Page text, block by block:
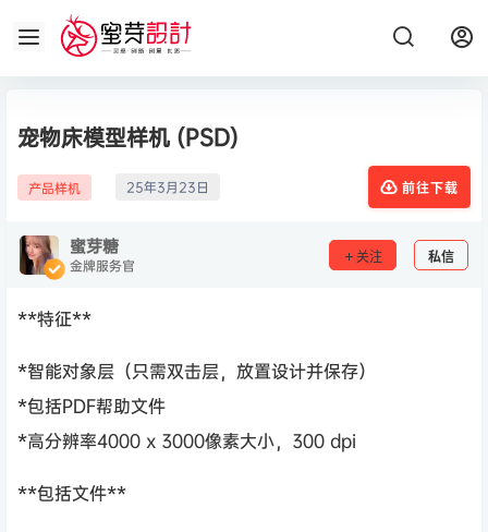
宠物床模型样机 (PSD)
产品样机 25年3月23日 前往下载
蜜芽糖
金牌服务官 关注 私信
**特征**
*智能对象层（只需双击层，放置设计并保存）
*包括PDF帮助文件
*高分辨率4000 x 3000像素大小，300 dpi
**包括文件**